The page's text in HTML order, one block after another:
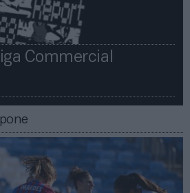
Commercial